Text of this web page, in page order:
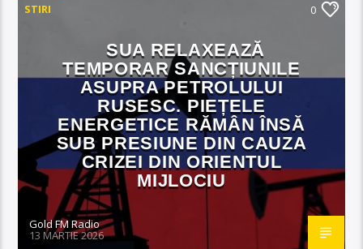
STIRI 0
SUA RELAXEAZĂ
TEMPORAR SANCȚIUNILE
ASUPRA PETROLULUI
RUSESC. PIEȚELE
ENERGETICE RĂMÂN ÎNSĂ
SUB PRESIUNE DIN CAUZA
CRIZEI DIN ORIENTUL
MIJLOCIU
Gold FM Radio
13 MARTIE 2026